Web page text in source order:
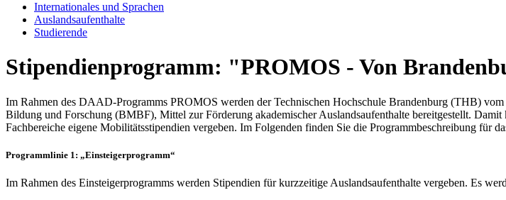
Internationales und Sprachen
Auslandsaufenthalte
Studierende
Stipendienprogramm: "PROMOS - Von
Im Rahmen des DAAD-Programms PROMOS werden der Technischen Hochschule Brandenburg (THB)
Bildung und Forschung (BMBF), Mittel zur Förderung akademischer Auslandsaufenthalte bereitgestellt.
Fachbereiche eigene Mobilitätsstipendien vergeben. Im Folgenden finden Sie die Programmbeschreibung für
Programmlinie 1: „Einsteigerprogramm“
Im Rahmen des Einsteigerprogramms werden Stipendien für kurzzeitige Auslandsaufenthalte vergeben. Es